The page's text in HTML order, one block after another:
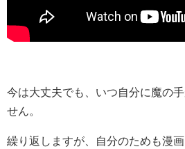
今は大丈夫でも、いつ自分に魔の
せん。
繰り返しますが、自分のためも漫